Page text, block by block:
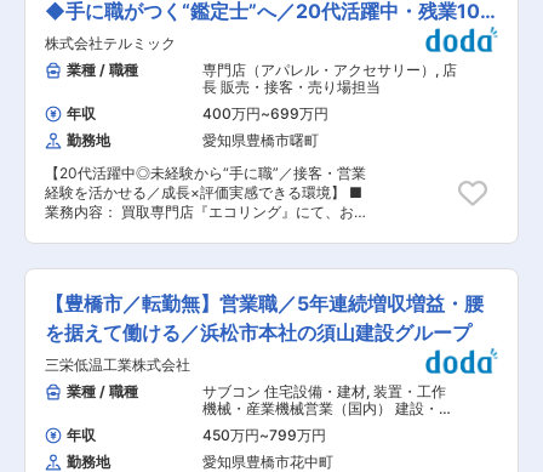
当が充実。長期的に安心して働ける職場環境が整
っています。 変更の範囲：会社の定める業務
ュン500に毎年選出されている継続的に安定して
いる優良なグローバル企業です。 ・実力を公正に
評価し、キャリアアップをすることができます。
20以上のブランドを持つグローバル企業の一員と
して、複数のキャリアパスに沿って成長し、スキ
ルを身につけることが可能です。 ■当社につい
て： 設立以来、製品と製品をつなげる工業用ファ
スニングという分野に特化して技術追求を行って
おり、現在では自動車・鉄道・飛行機・住宅など
幅広い業界において自社の技術（製品）が採用さ
れています。 特に同社のポップリベットはファス
を誇り、単に製品を販売するだけではなく、部品
を締結する工具・装置もあわせて提案することに
ます。また、それに伴う人件費低減などのメリッ
トが生まれ、幅広い業界の顧客から高い評価を受
けています。 変更の範囲：会社の定める業務
顧客ニーズに対応し、より高品質なサービスを提
供するために、新たな技術者を募集しています。
■仕事内容： 当社の自動車整備スタッフ（フロン
ト）は、主に修理受付とお客様対応を担当してい
ただきます。具体的には、お客様からの修理依頼
を受け付け、車両の状態を確認し、修理内容の説
明を行います。また、修理作業の進捗状況をお客
様に報告し、納車の手配なども行います。その
他、修理履歴の管理や部品の発注業務も含まれま
す。 ■キャリアパス： 当社では、整備スタッフ
として入社後、経験を積むことでサービス部門の
リーダーやマネージャーへとキャリアアップが可
能です。また、技術研修や資格取得支援制度を通
術の導入プロジェクトなど、幅広いキャリアパス
が開かれています。 ■組織構成： サービス部約
50名、内メカニック29名 20代から70代まで幅広
い年代が働いています。 ■求人の魅力： ◇乗用
車の整備職と異なり、日祝休みでプライベートと
仕事の両立が可能です。 ◇工具は、会社から貸し
出しますので、自己負担での購入はございませ
ん。 どうしても使いたいものがあれば、自分で持
ってくる方もいらっしゃいます。 ◇一日あたりの
◆手に職がつく“鑑定士”へ／20代活躍中・残業10h
程
株式会社テルミック
業種 / 職種
専門店（アパレル・アクセサリー） , 店
長 販売・接客・売り場担当
年収
400万円~699万円
勤務地
愛知県豊橋市曙町
【20代活躍中◎未経験から“手に職”／接客・営業
経験を活かせる／成長×評価実感できる環境】 ■
業務内容： 買取専門店『エコリング』にて、お客
キルを身につけられる仕事です。 ・接客、ヒアリ
ング ・商品の査定（ブランド品、貴金属、日用品
など） ・買取対応 ・仕分け・梱包・出荷 ※未経
験でもマニュアル＋遠隔サポートで安心スタート
■業務詳細： ・1日来店数：約13名（中高年女性
が中心になります。） ・店舗ごとに目標はありま
すが、ノルマはありません。 ■1日のスケジュー
ル（目安） ・9:45 出社 ・9:45〜10:00 朝礼（オ
ンライン／店舗間で共有） ・10:00〜 開店準備
（清掃・整理） ・11:00 開店／接客・買取業務ス
タート ※来店：1日10〜15組目安 ・空き時間：
【豊橋市／転勤無】営業職／5年連続増収増益・腰
を据えて働ける／浜松市本社の須山建設グループ
三栄低温工業株式会社
業種 / 職種
サブコン 住宅設備・建材, 装置・工作
機械・産業機械営業（国内） 建設・不
動産法人営業
年収 450万円~799万円
勤務地
愛知県豊橋市花中町